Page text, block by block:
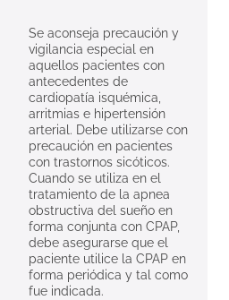
Se aconseja precaución y
vigilancia especial en
aquellos pacientes con
antecedentes de
cardiopatía isquémica,
arritmias e hipertensión
arterial. Debe utilizarse con
precaución en pacientes
con trastornos sicóticos.
Cuando se utiliza en el
tratamiento de la apnea
obstructiva del sueño en
forma conjunta con CPAP,
debe asegurarse que el
paciente utilice la CPAP en
forma periódica y tal como
fue indicada.